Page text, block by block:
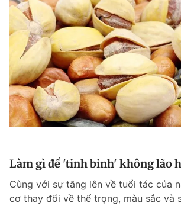
Làm gì để 'tinh binh' không lão
Cùng với sự tăng lên về tuổi tác của
cơ thay đổi về thể trọng, màu sắc và